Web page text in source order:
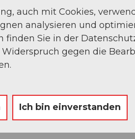
kostenlos. Gerne darf
auch mit Cookies,
analysieren und
finden Sie in der
gegen die
Ich bin einverstanden